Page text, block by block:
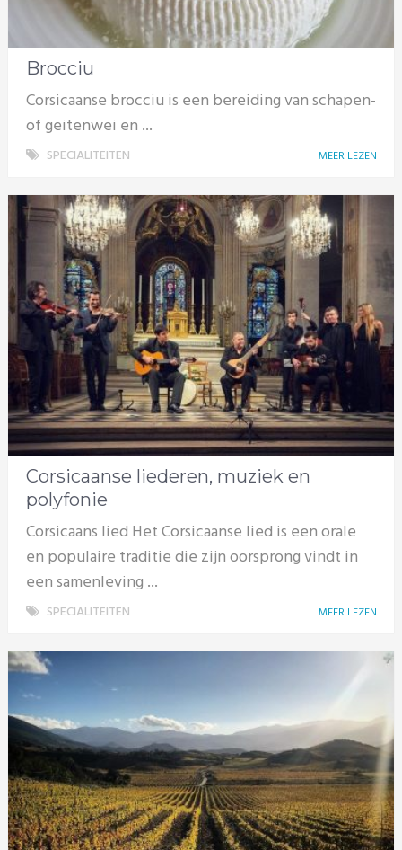
Brocciu
Corsicaanse brocciu is een bereiding van schapen-
of geitenwei en ...
SPECIALITEITEN MEER LEZEN
Corsicaanse liederen, muziek en
polyfonie
Corsicaans lied Het Corsicaanse lied is een orale
en populaire traditie die zijn oorsprong vindt in
een samenleving ...
SPECIALITEITEN MEER LEZEN